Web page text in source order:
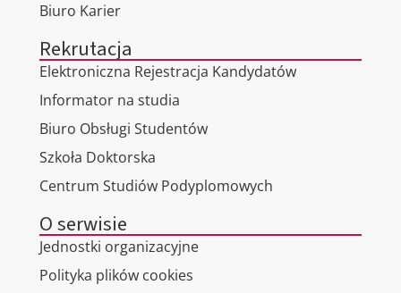
Biuro Karier
Rekrutacja
Elektroniczna Rejestracja Kandydatów
Informator na studia
Biuro Obsługi Studentów
Szkoła Doktorska
Centrum Studiów Podyplomowych
O serwisie
Jednostki organizacyjne
Polityka plików cookies